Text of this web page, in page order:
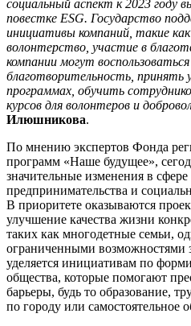
социальный аспект к 2023 году
повестке ESG. Государство
инициативы компаний, такие
волонтерство, участие в
компании могут
благотворительность, принять
программах, обучить
курсов для волонтеров и
Илюшникова.
По мнению экспертов Фонда
программ «Наше будущее»,
значительные изменения в
предпринимательства и
В приоритете оказываются
улучшение качества жизни
таких как многодетные семьи,
ограниченными возможностями
уделяется инициативам по
общества, которые помогают
барьеры, будь то образование,
по городу или самостоятельное